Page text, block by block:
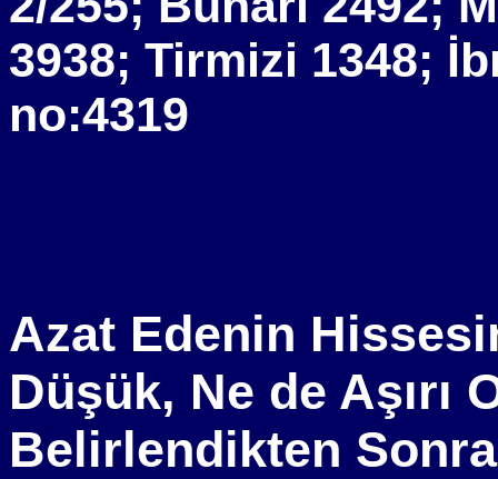
3938; Tirmizi 1348;
no:4319
Azat Edenin
Düşük, Ne de Aşırı
Belirlendikten Sonra